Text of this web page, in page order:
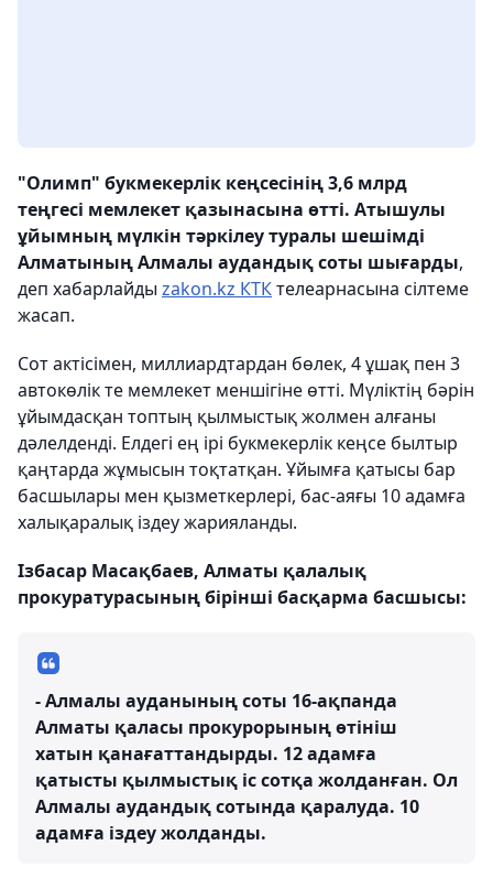
"Олимп" букмекерлік кеңсесінің 3,6 млрд
теңгесі мемлекет қазынасына өтті. Атышулы
ұйымның мүлкін тәркілеу туралы шешімді
Алматының Алмалы аудандық соты шығарды,
деп хабарлайды zakon.kz КТКтелеарнасына сілтеме
жасап.
Сот актісімен, миллиардтардан бөлек, 4 ұшақ пен 3
автокөлік те мемлекет меншігіне өтті. Мүліктің бәрін
ұйымдасқан топтың қылмыстық жолмен алғаны
дәлелденді. Елдегі ең ірі букмекерлік кеңсе былтыр
қаңтарда жұмысын тоқтатқан. Ұйымға қатысы бар
басшылары мен қызметкерлері, бас-аяғы 10 адамға
халықаралық іздеу жарияланды.
Ізбасар Масақбаев, Алматы қалалық
прокуратурасының бірінші басқарма басшысы:
- Алмалы ауданының соты 16-ақпанда
Алматы қаласы прокурорының өтініш
хатын қанағаттандырды. 12 адамға
қатысты қылмыстық іс сотқа жолданған. Ол
Алмалы аудандық сотында қаралуда. 10
адамға іздеу жолданды.